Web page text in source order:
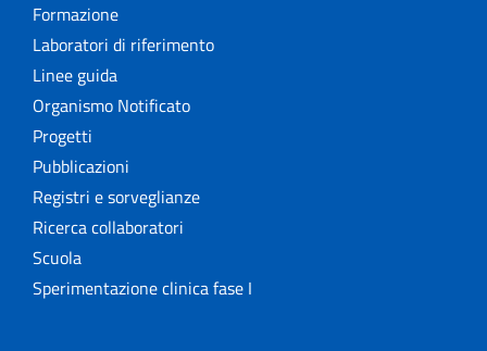
Formazione
Laboratori di riferimento
Linee guida
Organismo Notificato
Progetti
Pubblicazioni
Registri e sorveglianze
Ricerca collaboratori
Scuola
Sperimentazione clinica fase I